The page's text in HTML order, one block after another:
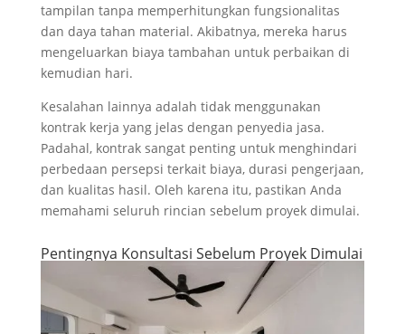
tampilan tanpa memperhitungkan fungsionalitas
dan daya tahan material. Akibatnya, mereka harus
mengeluarkan biaya tambahan untuk perbaikan di
kemudian hari.
Kesalahan lainnya adalah tidak menggunakan
kontrak kerja yang jelas dengan penyedia jasa.
Padahal, kontrak sangat penting untuk menghindari
perbedaan persepsi terkait biaya, durasi pengerjaan,
dan kualitas hasil. Oleh karena itu, pastikan Anda
memahami seluruh rincian sebelum proyek dimulai.
Pentingnya Konsultasi Sebelum Proyek Dimulai